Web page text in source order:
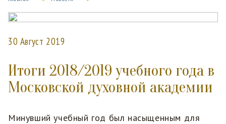
30 Август 2019
Итоги 2018/2019 учебного года в
Московской духовной академии
Минувший учебный год был насыщенным для